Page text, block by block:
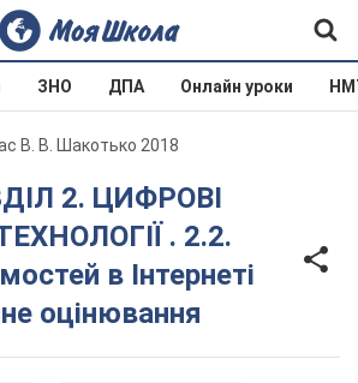
ЗНО ДПА Онлайн уроки
В. В. Шакотько 2018
. 2.2.
в Інтернеті
оцінювання